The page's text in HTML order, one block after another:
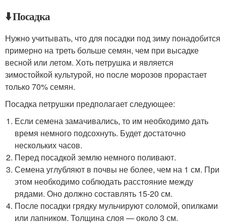
⬇️ Посадка
Нужно учитывать, что для посадки под зиму понадобится
примерно на треть больше семян, чем при высадке
весной или летом. Хоть петрушка и является
зимостойкой культурой, но после морозов прорастает
только 70% семян.
Посадка петрушки предполагает следующее:
Если семена замачивались, то им необходимо дать
время немного подсохнуть. Будет достаточно
нескольких часов.
Перед посадкой землю немного поливают.
Семена углубляют в почвы не более, чем на 1 см. При
этом необходимо соблюдать расстояние между
рядами. Оно должно составлять 15-20 см.
После посадки грядку мульчируют соломой, опилками
или лапником. Толщина слоя — около 3 см.